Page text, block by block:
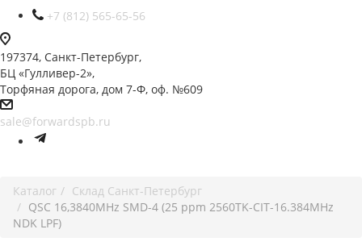
+7 (812) 565-65-56
197374, Санкт-Петербург,
БЦ «Гулливер-2»,
Торфяная дорога, дом 7-Ф, оф. №609
sale@forwardspb.ru
Каталог
Cклад Санкт-Петербург
QSC 16,3840MHz SMD-4 (25 ppm 2560TK-CIT-16.384MHz
NDK LPF)